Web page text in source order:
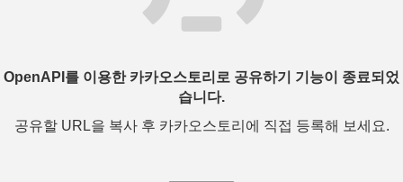
OpenAPI를 이용한 카카오스토리로 공유하기 기능이 종료되었
습니다.
공유할 URL을 복사 후 카카오스토리에 직접 등록해 보세요.